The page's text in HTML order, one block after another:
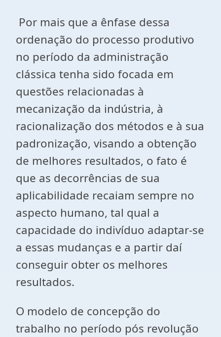
Por mais que a ênfase dessa
ordenação do processo produtivo
no período da administração
clássica tenha sido focada em
questões relacionadas à
mecanização da indústria, à
racionalização dos métodos e à sua
padronização, visando a obtenção
de melhores resultados, o fato é
que as decorrências de sua
aplicabilidade recaiam sempre no
aspecto humano, tal qual a
capacidade do indivíduo adaptar-se
a essas mudanças e a partir daí
conseguir obter os melhores
resultados.
O modelo de concepção do
trabalho no período pós revolução